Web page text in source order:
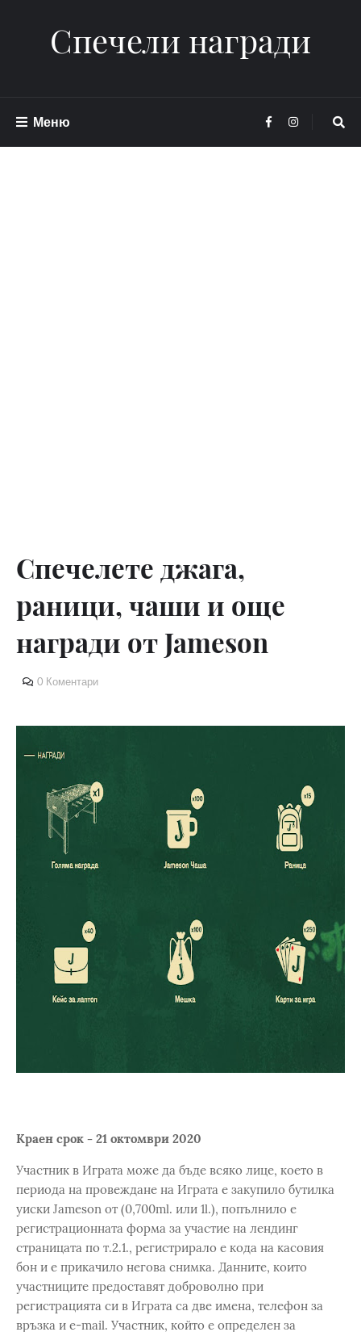
Спечели награди
Меню
Спечелете джага,
раници, чаши и още
награди от Jameson
0 Коментари
Краен срок - 21 октомври 2020
Участник в Играта може да бъде всяко лице, което в
периода на провеждане на Играта е закупило бутилка
уиски Jameson от (0,700ml. или 1l.), попълнило е
регистрационната форма за участие на лендинг
страницата по т.2.1., регистрирало е кода на касовия
бон и е прикачило негова снимка. Данните, които
участниците предоставят доброволно при
регистрацията си в Играта са две имена, телефон за
връзка и e-mail. Участник, който е определен за